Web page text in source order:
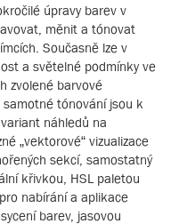
úpravy barev v
měnit a tónovat
Současně lze v
a světelné podmínky ve
zvolené barvové
tónování jsou k
náhledů na
„vektorové“ vizualizace
sekcí, samostatný
křivkou, HSL paletou
nabírání a aplikace
barev, jasovou